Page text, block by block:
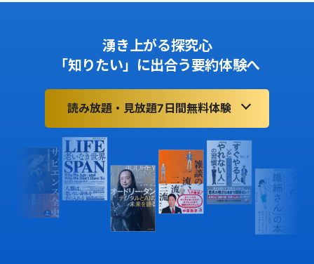
湧き上がる探究心
「知りたい」に出合う要約体験へ
読み放題・見放題7日間無料体験